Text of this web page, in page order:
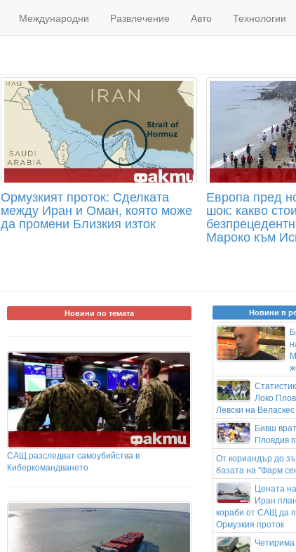
Международни Развлечение Авто Технологии
Ормузкият проток: Сделката
между Иран и Оман, която може
да промени Близкия изток
Европа пред
шок: какво
Мароко към
Новини по темата
САЩ разследват самоубийства в
Киберкомандването
Новини в
Локо
Левски на Веласкес
Бивш
Пловдив
От кориандър до
базата на "Фарм
Цената
Иран
кораби от САЩ да
Ормузкия проток